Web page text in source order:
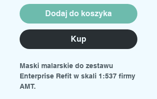
Dodaj do koszyka
Kup
Maski malarskie do zestawu
Enterprise Refit w skali 1:537 firmy
AMT.